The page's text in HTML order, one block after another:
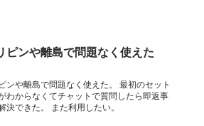
ピンや離島で問題なく使えた
ンや離島で問題なく使えた。 最初のセット
わからなくてチャットで質問したら即返事
決できた。 また利用したい。